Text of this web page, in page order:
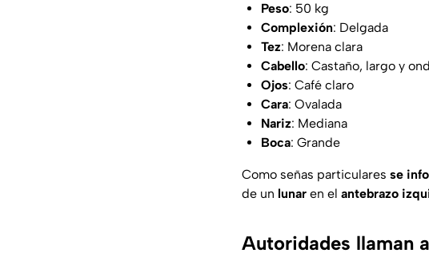
Peso: 50 kg
Complexión: Delgada
Tez: Morena clara
Cabello: Castaño, largo y
Ojos: Café claro
Cara: Ovalada
Nariz: Mediana
Boca: Grande
Como señas particulares se
de un lunar en el antebrazo
Autoridades llaman